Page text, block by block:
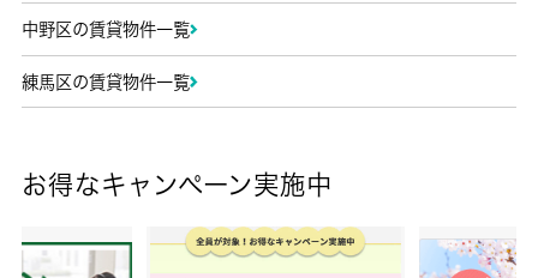
中野区の賃貸物件一覧
練馬区の賃貸物件一覧
お得なキャンペーン実施中